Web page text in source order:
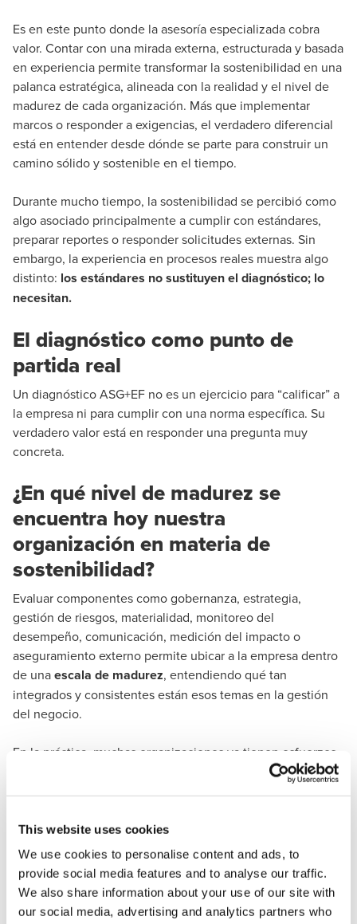
This website uses cookies
We use cookies to personalise content and ads, to
provide social media features and to analyse our traffic.
We also share information about your use of our site with
our social media, advertising and analytics partners who
Es en este punto donde la asesoría especializada cobra
valor. Contar con una mirada externa, estructurada y basada
en experiencia permite transformar la sostenibilidad en una
palanca estratégica, alineada con la realidad y el nivel de
madurez de cada organización. Más que implementar
marcos o responder a exigencias, el verdadero diferencial
está en entender desde dónde se parte para construir un
camino sólido y sostenible en el tiempo.
Durante mucho tiempo, la sostenibilidad se percibió como
algo asociado principalmente a cumplir con estándares,
preparar reportes o responder solicitudes externas. Sin
embargo, la experiencia en procesos reales muestra algo
distinto: los estándares no sustituyen el diagnóstico; lo
necesitan.
El diagnóstico como punto de
partida real
Un diagnóstico ASG+EF no es un ejercicio para “calificar” a
la empresa ni para cumplir con una norma específica. Su
verdadero valor está en responder una pregunta muy
concreta.
¿En qué nivel de madurez se
encuentra hoy nuestra
organización en materia de
sostenibilidad?
Evaluar componentes como gobernanza, estrategia,
gestión de riesgos, materialidad, monitoreo del
desempeño, comunicación, medición del impacto o
aseguramiento externo permite ubicar a la empresa dentro
de unaescala de madurez, entendiendo qué tan
integrados y consistentes están esos temas en la gestión
del negocio.
En la práctica, muchas organizaciones ya tienen esfuerzos
alineados a distintos estándares. El reto no es la falta de
marcos, sino entender desde qué nivel se están aplicando.
La madurez no es una gráfica, es
un proceso
Uno de los aprendizajes más importantes en este proceso
ha sido comprender que el nivel de madurez no es una